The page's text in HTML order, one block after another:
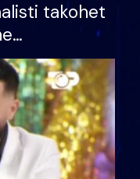
takohet
ndonjë letër